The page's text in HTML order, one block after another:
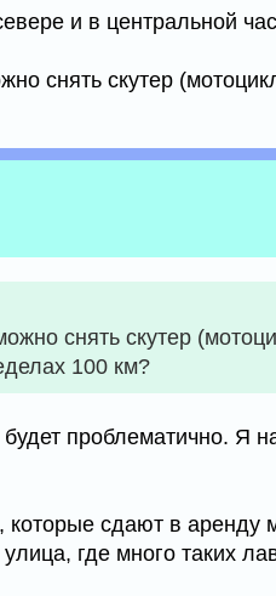
и в центральной
снять скутер
снять скутер
100 км?
проблематично. Я
которые сдают в аренду
где много таких